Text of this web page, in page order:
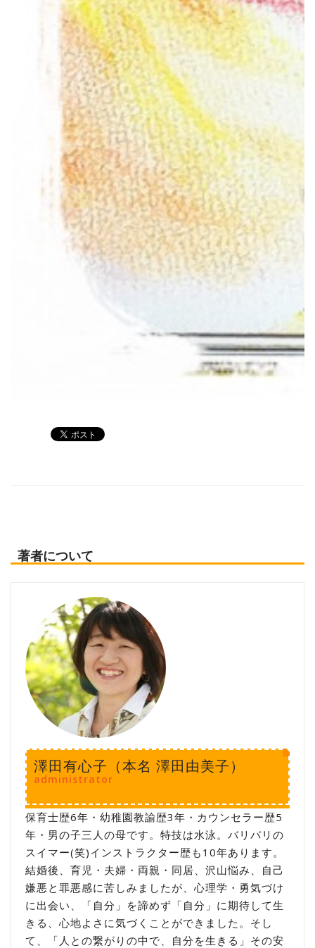
著者について
澤田有心子（本名 澤田由美子）
administrator
保育士歴6年・幼稚園教諭歴3年・カウンセラー歴5
年・男の子三人の母です。特技は水泳。バリバリの
スイマー(笑)インストラクター歴も10年あります。
結婚後、育児・夫婦・両親・同居、沢山悩み、自己
嫌悪と罪悪感に苦しみましたが、心理学・勇気づけ
に出会い、「自分」を諦めず「自分」に期待して生
きる、心地よさに気づくことができました。そし
て、「人との繋がりの中で、自分を生きる」その安